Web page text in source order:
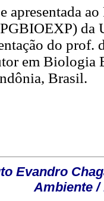
apresentada
da
do prof.
em Biologia
Brasil.
Evandro
Ambiente /